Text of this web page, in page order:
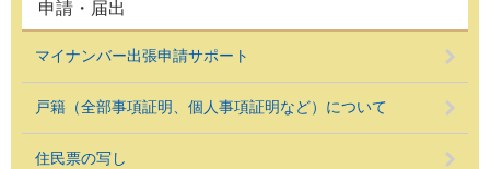
申請・届出
マイナンバー出張申請サポート
戸籍（全部事項証明、個人事項証明など）について
住民票の写し